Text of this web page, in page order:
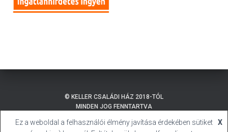
© KELLER CSALÁDI HÁZ 2018-TÓL
MINDEN JOG FENNTARTVA
Ez a weboldal a felhasználói élmény javítása érdekében sütiket
X